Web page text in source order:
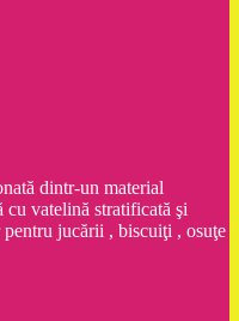
dintr-un material
cu vatelină stratificată şi
jucării , biscuiţi , osuţe